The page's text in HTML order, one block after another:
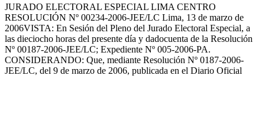
JURADO ELECTORAL ESPECIAL LIMA CENTRO
RESOLUCIÓN Nº 00234-2006-JEE/LC Lima, 13 de marzo de
2006VISTA: En Sesión del Pleno del Jurado Electoral Especial, a
las dieciocho horas del presente día y dadocuenta de la Resolución
Nº 00187-2006-JEE/LC; Expediente Nº 005-2006-PA.
CONSIDERANDO: Que, mediante Resolución Nº 0187-2006-
JEE/LC, del 9 de marzo de 2006, publicada en el Diario Oficial